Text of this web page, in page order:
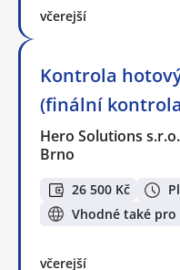
včerejší
Kontrola
(finální
Hero Solutions s.r.o.
Brno
26 500 Kč
Vhodné také pro
včerejší